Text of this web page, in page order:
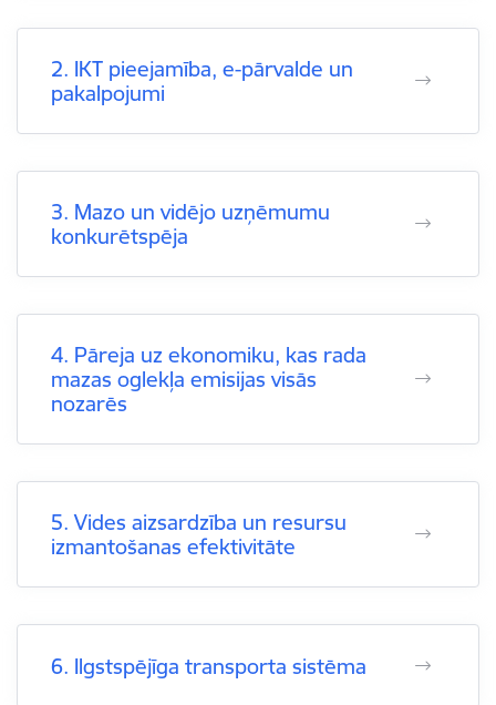
2. IKT pieejamība, e-pārvalde un
pakalpojumi
3. Mazo un vidējo uzņēmumu
konkurētspēja
4. Pāreja uz ekonomiku, kas rada
mazas oglekļa emisijas visās
nozarēs
5. Vides aizsardzība un resursu
izmantošanas efektivitāte
6. Ilgstspējīga transporta sistēma